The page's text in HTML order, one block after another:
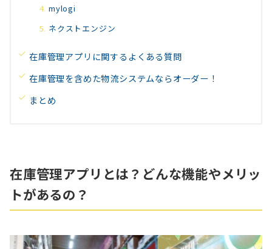
mylogi
ネクストエンジン
在庫管理アプリに関するよくある質問
在庫管理を含めた物流システムならオーダー！
まとめ
在庫管理アプリとは？どんな機能やメリッ
トがあるの？